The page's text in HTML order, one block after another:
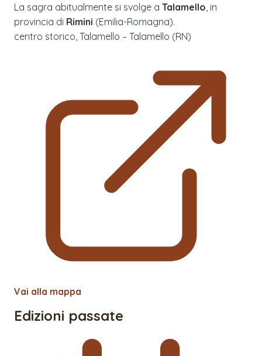
La sagra abitualmente si svolge a Talamello , in
provincia di Rimini (Emilia-Romagna).
centro storico, Talamello – Talamello (RN)
Vai alla mappa
Edizioni passate